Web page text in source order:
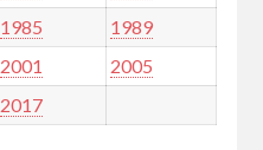
1985
1989
2001
2005
2017